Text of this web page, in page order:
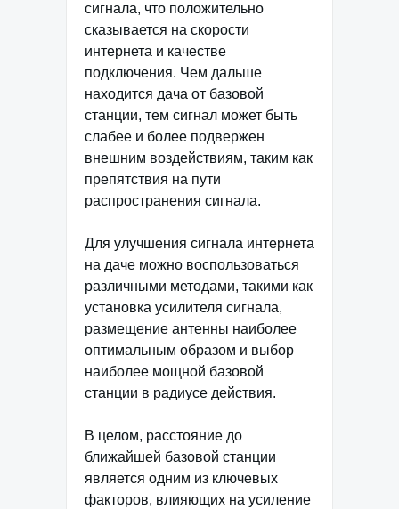
сигнала, что положительно
сказывается на скорости
интернета и качестве
подключения. Чем дальше
находится дача от базовой
станции, тем сигнал может быть
слабее и более подвержен
внешним воздействиям, таким как
препятствия на пути
распространения сигнала.
Для улучшения сигнала интернета
на даче можно воспользоваться
различными методами, такими как
установка усилителя сигнала,
размещение антенны наиболее
оптимальным образом и выбор
наиболее мощной базовой
станции в радиусе действия.
В целом, расстояние до
ближайшей базовой станции
является одним из ключевых
факторов, влияющих на усиление